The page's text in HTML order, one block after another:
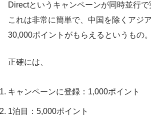
Directというキャンペーンが同時並行で
これは非常に簡単で、中国を除くアジ
30,000ポイントがもらえるというもの。
正確には、
キャンペーンに登録：1,000ポイント
1泊目：5,000ポイント